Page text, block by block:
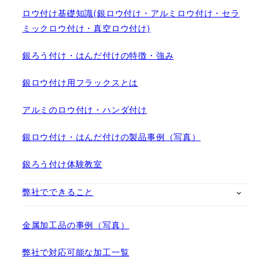
ロウ付け基礎知識(銀ロウ付け・アルミロウ付け・セラ
ミックロウ付け・真空ロウ付け)
銀ろう付け・はんだ付けの特徴・強み
銀ロウ付け用フラックスとは
アルミのロウ付け・ハンダ付け
銀ロウ付け・はんだ付けの製品事例（写真）
銀ろう付け体験教室
弊社でできること
金属加工品の事例（写真）
弊社で対応可能な加工一覧